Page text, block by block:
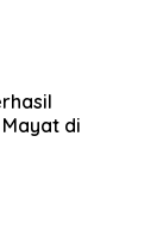
di